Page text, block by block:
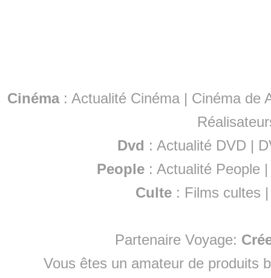
Cinéma: Actualité Cinéma | Cinéma de
Dvd : Actualité DVD |
People :Actualité People
Culte : Films cultes
Partenaire Voyage:
Vous êtes un amateur de produits